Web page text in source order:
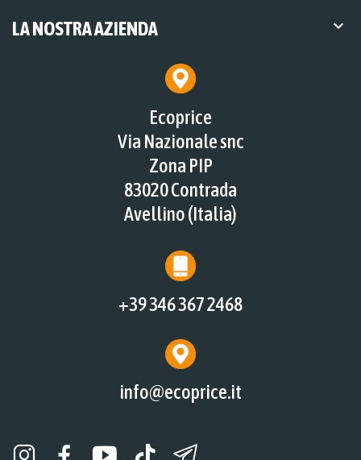
LA NOSTRA AZIENDA 
Ecoprice
Via Nazionale snc
Zona PIP
83020 Contrada
Avellino (Italia)
+39 346 367 2468
info@ecoprice.it